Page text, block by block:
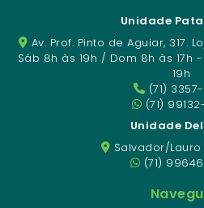
Unidade
Av. Prof. Pinto de Aguiar, 317.
Sáb 8h às 19h / Dom 8h às 17h
19h
(71)
(71)
Unidade
Salvador/
(71)